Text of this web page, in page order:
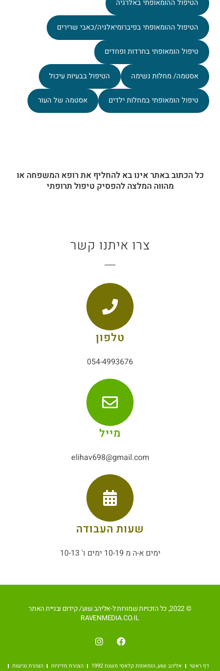
הטיפול ההומאופתי באלרגיה
הטיפול ההומאופתי בפיברומיאלגיה/כאבי שרירים
טיפול הומאופתי בחרדות ופחדים
אסטמה/ מחלות נשימה הטיפול בבעיות עיכול
טיפול הומאופתי במחלות ילדים אסטמה של העור
כל הכתוב באתר אינו בא להחליף את רופא המשפחה או
מהווה המלצה להפסיק טיפול תרופתי
צרו איתנו קשר
טלפון
054-4993676
מייל
elihav698@gmail.com
שעות העבודה
ימים א-ה מ 10-19 ימים ו' 10-13
© 2022, כל הזכויות שמורות ל-אליהב שוע/ קידום ובניית האתר
RAVENMEDIA.CO.IL
דף ראשי אליהב שוע, הומאופת קלאסי משנת 1992 הצהרת מדיניות הצהרת נגישות